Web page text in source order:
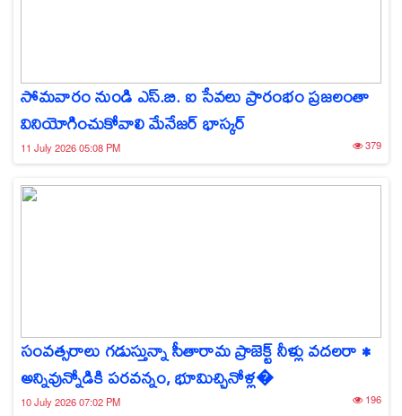
సోమవారం నుండి ఎస్.బి. ఐ సేవలు ప్రారంభం ప్రజలంతా
వినియోగించుకోవాలి మేనేజర్ భాస్కర్
11 July 2026 05:08 PM 379
సంవత్సరాలు గడుస్తున్నా సీతారామ ప్రాజెక్ట్ నీళ్లు వదలరా •
అన్నివున్నోడికి పరవన్నం, భూమిచ్చినోళ్ల�
10 July 2026 07:02 PM 196